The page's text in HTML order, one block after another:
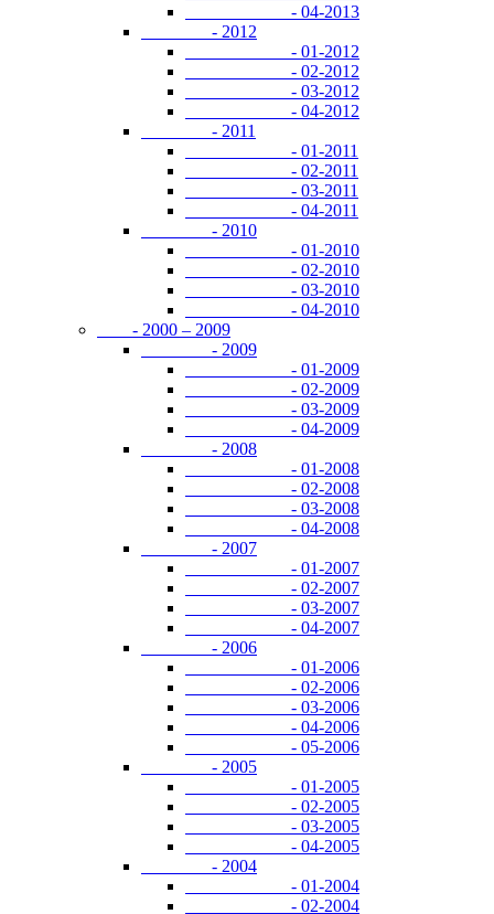
- 04-2013
- 2012
- 01-2012
- 02-2012
- 03-2012
- 04-2012
- 2011
- 01-2011
- 02-2011
- 03-2011
- 04-2011
- 2010
- 01-2010
- 02-2010
- 03-2010
- 04-2010
- 2000 – 2009
- 2009
- 01-2009
- 02-2009
- 03-2009
- 04-2009
- 2008
- 01-2008
- 02-2008
- 03-2008
- 04-2008
- 2007
- 01-2007
- 02-2007
- 03-2007
- 04-2007
- 2006
- 01-2006
- 02-2006
- 03-2006
- 04-2006
- 05-2006
- 2005
- 01-2005
- 02-2005
- 03-2005
- 04-2005
- 2004
- 01-2004
- 02-2004